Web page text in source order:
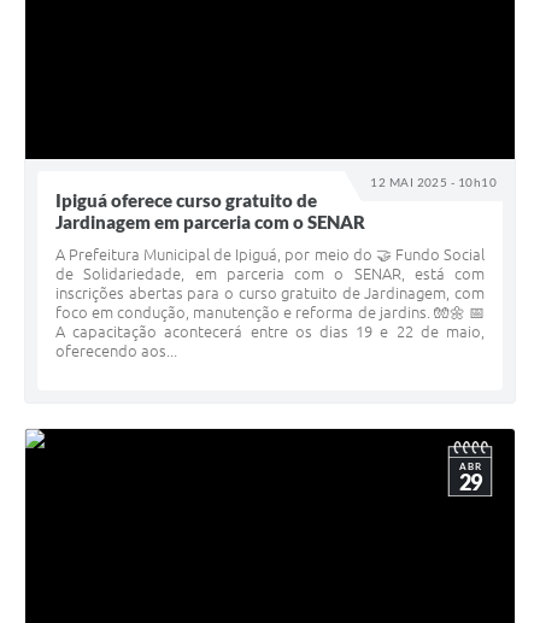
12 MAI 2025 - 10h10
Ipiguá oferece curso gratuito de
Jardinagem em parceria com o SENAR
A Prefeitura Municipal de Ipiguá, por meio do 🤝 Fundo Social
de Solidariedade, em parceria com o SENAR, está com
inscrições abertas para o curso gratuito de Jardinagem, com
foco em condução, manutenção e reforma de jardins. 🧤🌼 📅
A capacitação acontecerá entre os dias 19 e 22 de maio,
oferecendo aos...
ABR
29